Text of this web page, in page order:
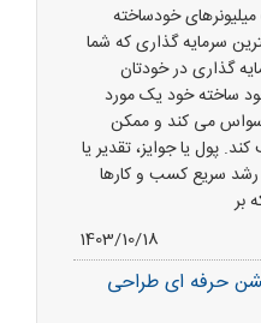
خودساخته
سرمایه گذاری که شما
گذاری در خودتان
ساخته خود یک مورد
وسواس می کند و ممکن
پول یا جوایز، تقدیر یا
سریع کسب و کارها
بر
1403/10/18
حرفه ای طراحی